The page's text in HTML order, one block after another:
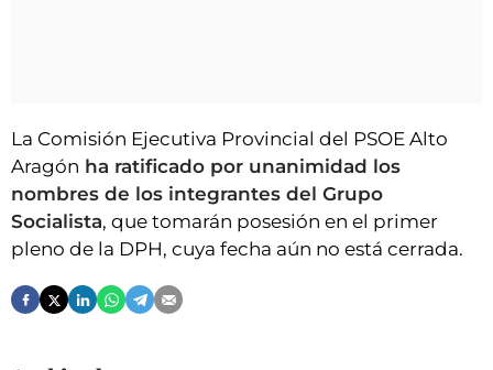
La Comisión Ejecutiva Provincial del PSOE Alto
Aragón ha ratificado por unanimidad los
nombres de los integrantes del Grupo
Socialista, que tomarán posesión en el primer
pleno de la DPH, cuya fecha aún no está cerrada.